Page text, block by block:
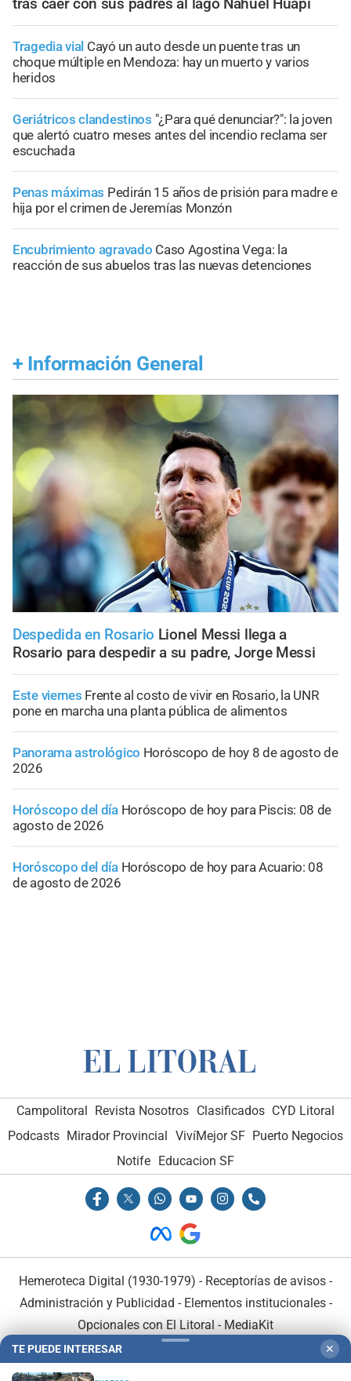
tras caer con sus padres al lago Nahuel Huapi
Tragedia vial Cayó un auto desde un puente tras un
choque múltiple en Mendoza: hay un muerto y varios
heridos
Geriátricos clandestinos "¿Para qué denunciar?": la joven
que alertó cuatro meses antes del incendio reclama ser
escuchada
Penas máximas Pedirán 15 años de prisión para madre e
hija por el crimen de Jeremías Monzón
Encubrimiento agravado Caso Agostina Vega: la
reacción de sus abuelos tras las nuevas detenciones
+ Información General
Despedida en Rosario Lionel Messi llega a
Rosario para despedir a su padre, Jorge Messi
Este viernes Frente al costo de vivir en Rosario, la UNR
pone en marcha una planta pública de alimentos
Panorama astrológico Horóscopo de hoy 8 de agosto de
2026
Horóscopo del día Horóscopo de hoy para Piscis: 08 de
agosto de 2026
Horóscopo del día Horóscopo de hoy para Acuario: 08
de agosto de 2026
Campolitoral Revista Nosotros Clasificados CYD Litoral
Podcasts Mirador Provincial VivíMejor SF Puerto Negocios
Notife Educacion SF
Hemeroteca Digital (1930-1979) - Receptorías de avisos -
Administración y Publicidad - Elementos institucionales-
Opcionales con El Litoral - MediaKit
TE PUEDE INTERESAR ✕